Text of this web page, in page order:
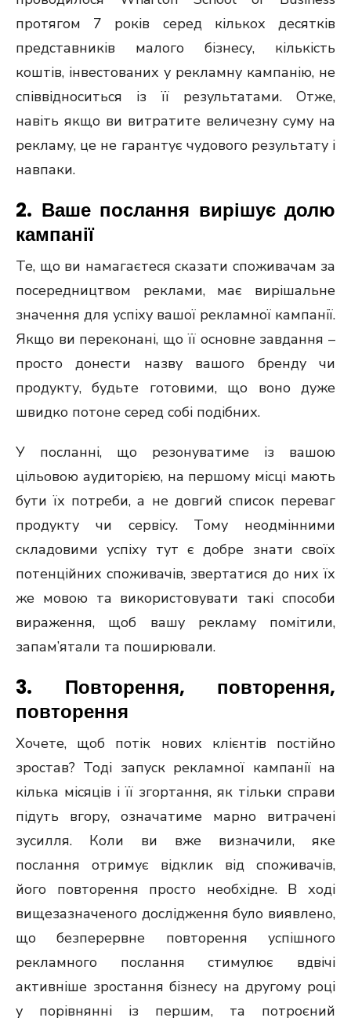
протягом 7 років
серед кількох десятків
представників малого бізнесу, кількість
коштів, інвестованих у рекламну кампанію, не
співвідноситься із її результатами. Отже,
навіть якщо ви витратите величезну суму на
рекламу, це не гарантує чудового результату і
навпаки.
2. Ваше послання вирішує долю
кампанії
Те, що ви намагаєтеся сказати споживачам за
посередництвом реклами, має вирішальне
значення для успіху вашої рекламної кампанії.
Якщо ви переконані, що її основне завдання –
просто донести назву вашого бренду чи
продукту, будьте готовими, що воно дуже
швидко потоне серед собі подібних.
У посланні, що резонуватиме із вашою
цільовою аудиторією, на першому місці мають
бути їх потреби, а не довгий список переваг
продукту чи сервісу. Тому неодмінними
складовими успіху тут є добре знати своїх
потенційних споживачів, звертатися до них їх
же мовою та використовувати такі способи
вираження, щоб вашу рекламу помітили,
запам’ятали та поширювали.
3. Повторення, повторення,
повторення
Хочете, щоб потік нових клієнтів постійно
зростав? Тоді запуск рекламної кампанії на
кілька місяців і її згортання, як тільки справи
підуть вгору, означатиме марно витрачені
зусилля. Коли ви вже визначили, яке
послання отримує відклик від споживачів,
його повторення просто необхідне. В ході
вищезазначеного дослідження було виявлено,
що безперервне повторення успішного
рекламного послання стимулює вдвічі
активніше зростання бізнесу на другому році
у порівнянні із першим, та потроєний